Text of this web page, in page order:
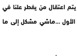
اعتقال من يفطر علنا في
الأول …ماشي مشكل إلى ما